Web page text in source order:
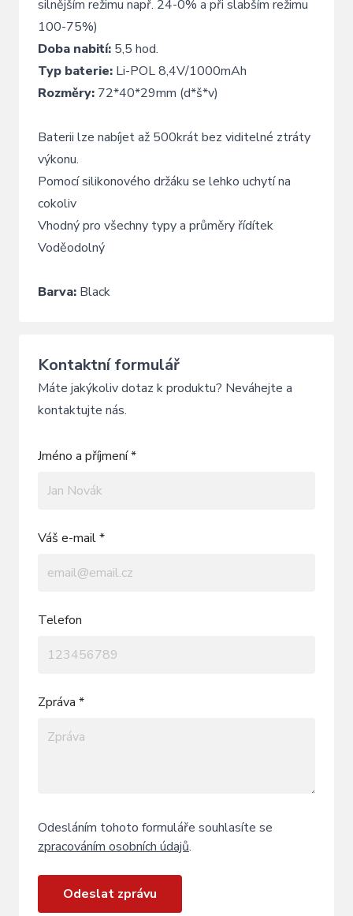
silnějším režimu např. 24-0% a při slabším režimu
100-75%)
Doba nabití: 5,5 hod.
Typ baterie: Li-POL 8,4V/1000mAh
Rozměry: 72*40*29mm (d*š*v)
Baterii lze nabíjet až 500krát bez viditelné ztráty
výkonu.
Pomocí silikonového držáku se lehko uchytí na
cokoliv
Vhodný pro všechny typy a průměry řídítek
Voděodolný
Barva: Black
Kontaktní formulář
Máte jakýkoliv dotaz k produktu? Neváhejte a
kontaktujte nás.
Jméno a příjmení *
Váš e-mail *
Telefon
Zpráva *
Odesláním tohoto formuláře souhlasíte se
zpracováním osobních údajů.
Odeslat zprávu